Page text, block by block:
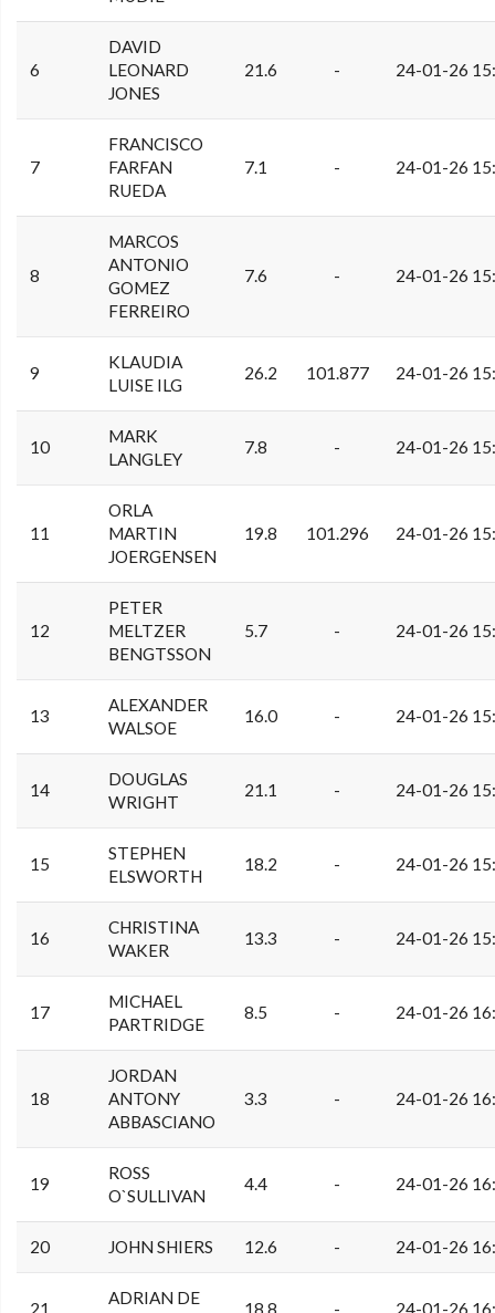
6
DAVID
LEONARD
JONES
21.6 - 24-01-26
7
FRANCISCO
FARFAN
RUEDA
7.1 - 24-01-26
8
MARCOS
ANTONIO
GOMEZ
FERREIRO
7.6 - 24-01-26
9
KLAUDIA
LUISE ILG
26.2 101.877 24-01-26
10
MARK
LANGLEY
7.8 - 24-01-26
11
ORLA
MARTIN
JOERGENSEN
19.8 101.296 24-01-26
12
PETER
MELTZER
BENGTSSON
5.7 - 24-01-26
13
ALEXANDER
WALSOE
16.0 - 24-01-26
14
DOUGLAS
WRIGHT
21.1 - 24-01-26
15
STEPHEN
ELSWORTH
18.2 - 24-01-26
16
CHRISTINA
WAKER
13.3 - 24-01-26
17
MICHAEL
PARTRIDGE
8.5 - 24-01-26
18
JORDAN
ANTONY
ABBASCIANO
3.3 - 24-01-26
19
ROSS
O`SULLIVAN
4.4 - 24-01-26
20 JOHN SHIERS 12.6 - 24-01-26
21
ADRIAN DE
18.8 - 24-01-26